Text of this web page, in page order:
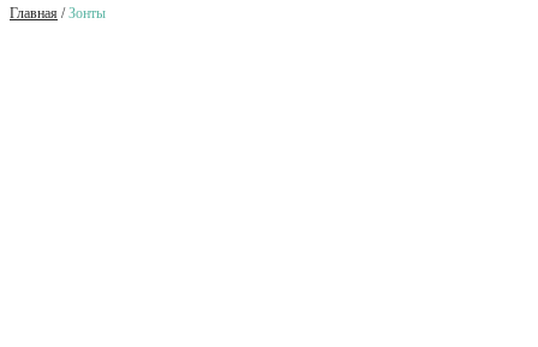
Главная /Зонты